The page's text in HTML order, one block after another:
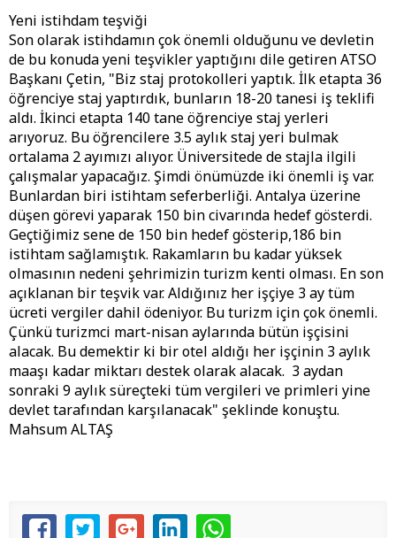
Yeni istihdam teşviği
Son olarak istihdamın çok önemli olduğunu ve devletin
de bu konuda yeni teşvikler yaptığını dile getiren ATSO
Başkanı Çetin, "Biz staj protokolleri yaptık. İlk etapta 36
öğrenciye staj yaptırdık, bunların 18-20 tanesi iş teklifi
aldı. İkinci etapta 140 tane öğrenciye staj yerleri
arıyoruz. Bu öğrencilere 3.5 aylık staj yeri bulmak
ortalama 2 ayımızı alıyor. Üniversitede de stajla ilgili
çalışmalar yapacağız. Şimdi önümüzde iki önemli iş var.
Bunlardan biri istihtam seferberliği. Antalya üzerine
düşen görevi yaparak 150 bin civarında hedef gösterdi.
Geçtiğimiz sene de 150 bin hedef gösterip,186 bin
istihtam sağlamıştık. Rakamların bu kadar yüksek
olmasının nedeni şehrimizin turizm kenti olması. En son
açıklanan bir teşvik var. Aldığınız her işçiye 3 ay tüm
ücreti vergiler dahil ödeniyor. Bu turizm için çok önemli.
Çünkü turizmci mart-nisan aylarında bütün işçisini
alacak. Bu demektir ki bir otel aldığı her işçinin 3 aylık
maaşı kadar miktarı destek olarak alacak. 3 aydan
sonraki 9 aylık süreçteki tüm vergileri ve primleri yine
devlet tarafından karşılanacak" şeklinde konuştu.
Mahsum ALTAŞ